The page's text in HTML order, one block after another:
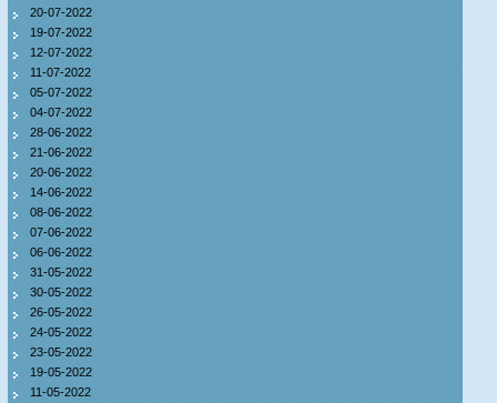
20-07-2022
19-07-2022
12-07-2022
11-07-2022
05-07-2022
04-07-2022
28-06-2022
21-06-2022
20-06-2022
14-06-2022
08-06-2022
07-06-2022
06-06-2022
31-05-2022
30-05-2022
26-05-2022
24-05-2022
23-05-2022
19-05-2022
11-05-2022